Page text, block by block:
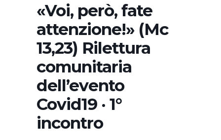
«Voi, però, fate
attenzione!» (Mc
13,23) Rilettura
comunitaria
dell’evento
Covid19 · 1°
incontro